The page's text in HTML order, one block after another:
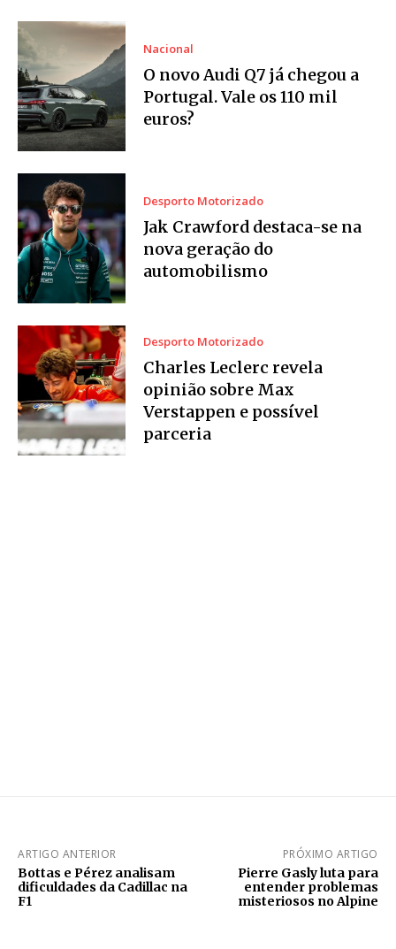
Nacional
O novo Audi Q7 já chegou a
Portugal. Vale os 110 mil
euros?
Desporto Motorizado
Jak Crawford destaca-se na
nova geração do
automobilismo
Desporto Motorizado
Charles Leclerc revela
opinião sobre Max
Verstappen e possível
parceria
ARTIGO ANTERIOR
Bottas e Pérez analisam
dificuldades da Cadillac na
F1
PRÓXIMO ARTIGO
Pierre Gasly luta para
entender problemas
misteriosos no Alpine